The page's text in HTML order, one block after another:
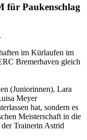
für Paukenschlag
im Kürlaufen im
Bremerhaven gleich
(Juniorinnen), Lara
Meyer
hat, sondern es
Meisterschaft in die
der Trainerin Astrid